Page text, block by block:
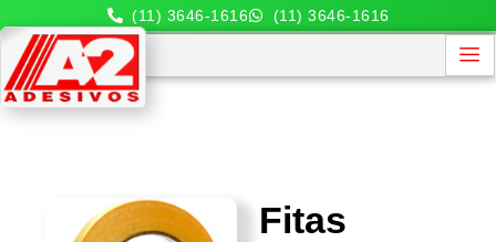
(11) 3646-1616 (11) 3646-1616
Fitas